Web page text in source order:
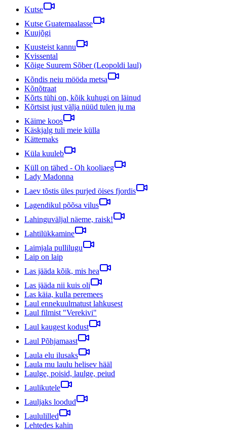
Kutse
Kutse Guatemaalasse
Kuujõgi
Kuusteist kannu
Kvissental
Kõige Suurem Sõber (Leopoldi laul)
Kõndis neiu mööda metsa
Kõnõtraat
Kõrts tühi on, kõik kuhugi on läinud
Kõrtsist just välja nüüd tulen ju ma
Käime koos
Käskjalg tuli meie külla
Kättemaks
Küla kuuleb
Küll on tähed - Oh kooliaeg
Lady Madonna
Laev tõstis üles purjed öises fjordis
Lagendikul põõsa vilus
Lahinguväljal näeme, raisk!
Lahtilükkamine
Laimjala pullilugu
Laip on laip
Las jääda kõik, mis hea
Las jääda nii kuis oli
Las käia, kulla peremees
Laul ennekuulmatust lahkusest
Laul filmist "Verekivi"
Laul kaugest kodust
Laul Põhjamaast
Laula elu ilusaks
Laula mu laulu helisev hääl
Laulge, poisid, laulge, peiud
Laulikutele
Lauljaks loodud
Laululilled
Lehtedes kahin